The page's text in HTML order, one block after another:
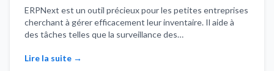
entreprises
ERPNext est un outil précieux pour les petites entreprises
cherchant à gérer efficacement leur inventaire. Il aide à
des tâches telles que la surveillance des…
Lire la suite →